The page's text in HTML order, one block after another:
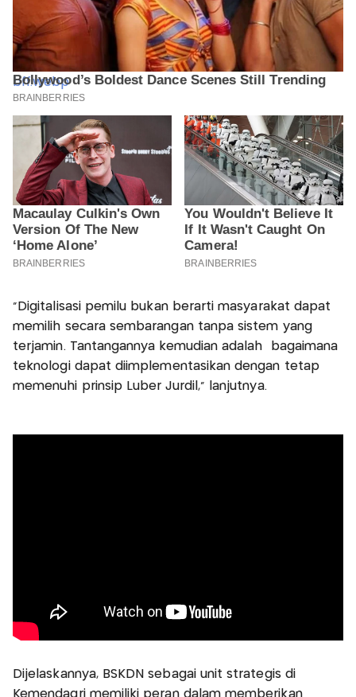
“Digitalisasi pemilu bukan berarti masyarakat dapat
memilih secara sembarangan tanpa sistem yang
terjamin. Tantangannya kemudian adalah bagaimana
teknologi dapat diimplementasikan dengan tetap
memenuhi prinsip Luber Jurdil,” lanjutnya.
Dijelaskannya, BSKDN sebagai unit strategis di
Kemendagri memiliki peran dalam memberikan